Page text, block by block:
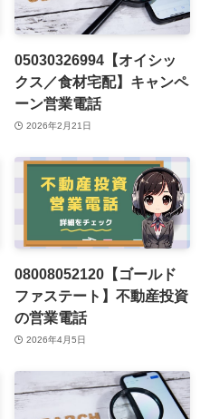
05030326994【オイシッ
クス／食材宅配】キャンペ
ーン営業電話
2026年2月21日
08008052120【ゴールド
ファステート】不動産投資
の営業電話
2026年4月5日